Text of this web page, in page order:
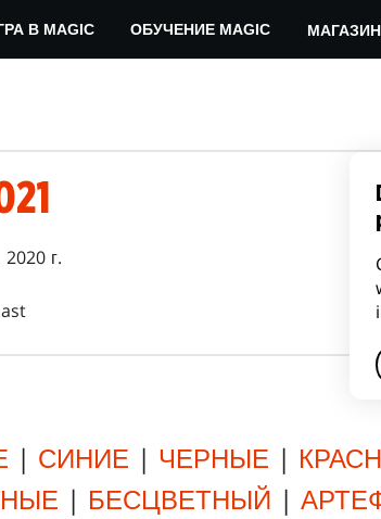
В MAGIC ОБУЧЕНИЕ MAGIC МАГАЗИН
г.
| СИНИЕ | ЧЕРНЫЕ |
| БЕСЦВЕТНЫЙ |